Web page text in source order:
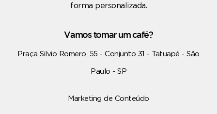
forma personalizada.
Vamos tomar um café?
Praça Silvio Romero, 55 - Conjunto 31 - Tatuapé - São
Paulo - SP
Marketing de Conteúdo